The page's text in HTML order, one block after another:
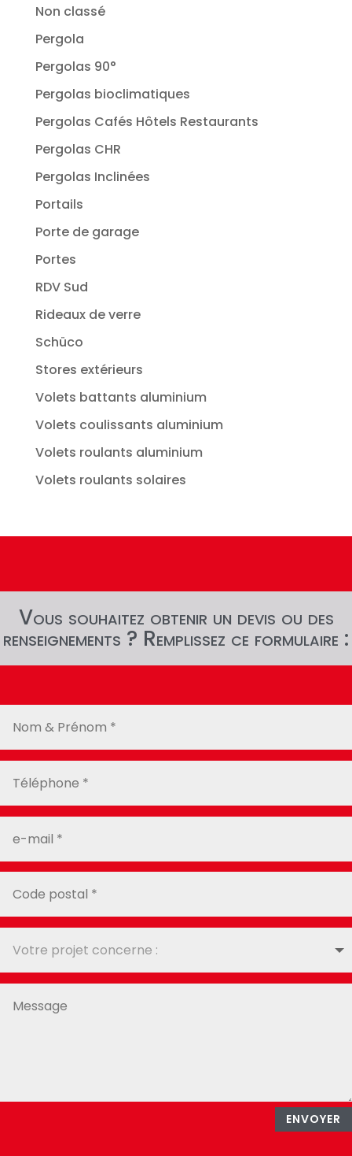
Non classé
Pergola
Pergolas 90°
Pergolas bioclimatiques
Pergolas Cafés Hôtels Restaurants
Pergolas CHR
Pergolas Inclinées
Portails
Porte de garage
Portes
RDV Sud
Rideaux de verre
Schüco
Stores extérieurs
Volets battants aluminium
Volets coulissants aluminium
Volets roulants aluminium
Volets roulants solaires
Vous souhaitez obtenir un devis ou des
renseignements ? Remplissez ce formulaire :
ENVOYER